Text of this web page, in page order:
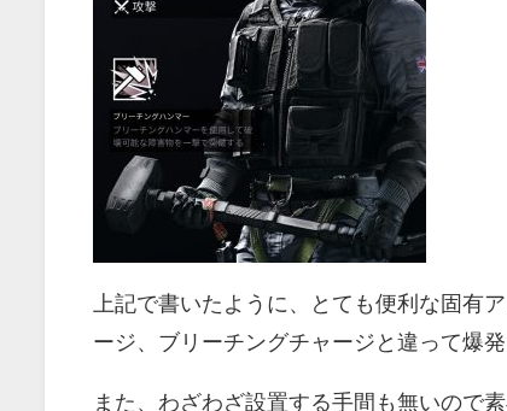
上記で書いたように、とても便利な固有
ージ、ブリーチングチャージと違って爆
また、わざわざ設置する手間も無いので